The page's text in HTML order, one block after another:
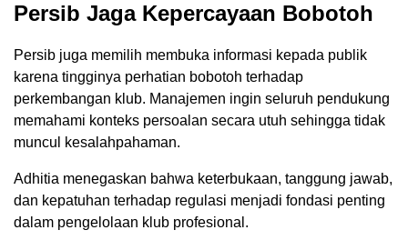
Persib Jaga Kepercayaan Bobotoh
Persib juga memilih membuka informasi kepada publik
karena tingginya perhatian bobotoh terhadap
perkembangan klub. Manajemen ingin seluruh pendukung
memahami konteks persoalan secara utuh sehingga tidak
muncul kesalahpahaman.
Adhitia menegaskan bahwa keterbukaan, tanggung jawab,
dan kepatuhan terhadap regulasi menjadi fondasi penting
dalam pengelolaan klub profesional.